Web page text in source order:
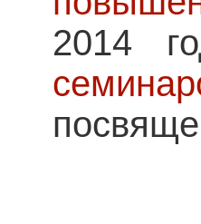
2014